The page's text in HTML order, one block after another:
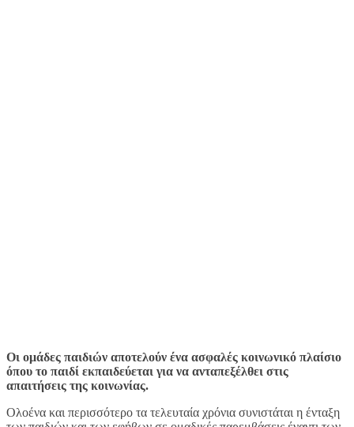
Οι ομάδες παιδιών αποτελούν ένα ασφαλές κοινωνικό πλαίσιο
όπου το παιδί εκπαιδεύεται για να ανταπεξέλθει στις
απαιτήσεις της κοινωνίας.
Ολοένα και περισσότερο τα τελευταία χρόνια συνιστάται η ένταξη